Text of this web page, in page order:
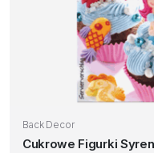
Back Decor
Cukrowe Figurki